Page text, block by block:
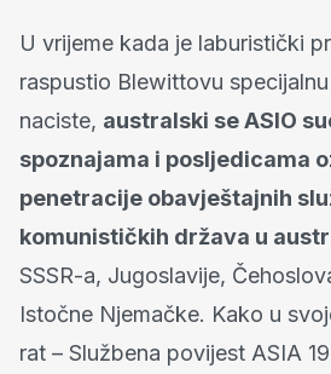
U vrijeme kada je laburistički
raspustio Blewittovu
naciste, australski se ASIO
spoznajama i posljedicama
penetracije obavještajnih
komunističkih država u
SSSR-a, Jugoslavije,
Istočne Njemačke. Kako u
rat – Službena povijest ASIA